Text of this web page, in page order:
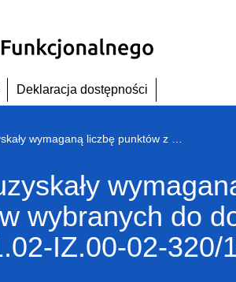
Deklaracja dostępności
wybranych do
IZ.00-02-320/